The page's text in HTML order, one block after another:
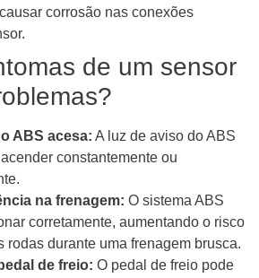
corrosão nas conexões
de um sensor
ABS acesa: A luz de aviso do ABS
constantemente ou
na frenagem: O sistema ABS
corretamente, aumentando o risco
rodas durante uma frenagem brusca.
de freio: O pedal de freio pode